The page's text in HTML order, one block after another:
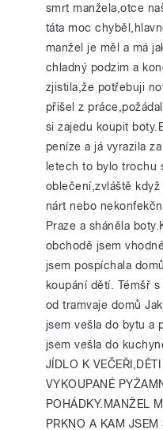
smrt manžela,otce
táta moc
manžel je měl a má
chladný podzim a
zjistila,že potřebuji
přišel z
si zajedu koupit
peníze a já vyrazila
letech to bylo trochu
oblečení,zvláště
nárt nebo
Praze a sháněla
obchodě jsem
jsem pospíchala
koupání dětí. Témšř
od tramvaje domů
jsem vešla do bytu a
jsem vešla do
JÍDLO K
VYKOUPANÉ
POHÁDKY.MANŽEL
PRKNO A KAM